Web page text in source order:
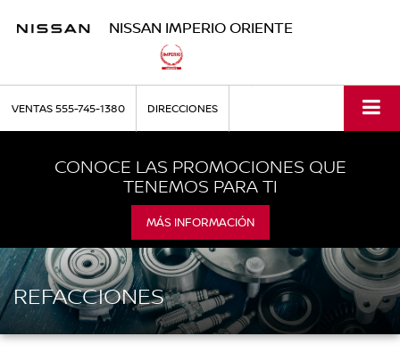
NISSAN IMPERIO ORIENTE
VENTAS555-745-1380 DIRECCIONES
CONOCE LAS PROMOCIONES QUE
TENEMOS PARA TI
MÁS INFORMACIÓN
REFACCIONES